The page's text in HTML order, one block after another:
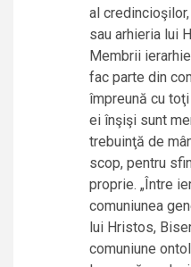
al
sau arhieria lui
Membrii
fac parte din
împreună cu
ei înşişi sunt
trebuinţă de
scop, pentru
proprie. „Între
comuniunea
lui Hristos,
comuniune